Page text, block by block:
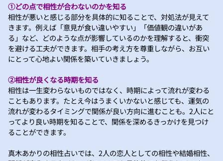
①どの点で相性が合わないのかを知る
相性が悪いと感じる部分を具体的に知ることで、対処法が見えて
きます。例えば「意見が食い違いやすい」「価値観の違いがあ
る」など、どのような点が影響しているのかを理解すると、衝突
を避ける工夫ができます。相手の考え方を尊重しながら、お互い
にとって心地よい関係を築いていきましょう。
②相性が良くなる時期を知る
相性は一生変わらないものではなく、時期によって流れが変わる
こともあります。たとえ今はうまくいかないと感じても、運気の
流れが変わるタイミングで関係が良い方向に進むことも。2人にと
ってより良い時期を知ることで、関係を深めるきっかけを見つけ
ることができます。
真木あかりの相性占いでは、2人の恋人としての相性や結婚相性、